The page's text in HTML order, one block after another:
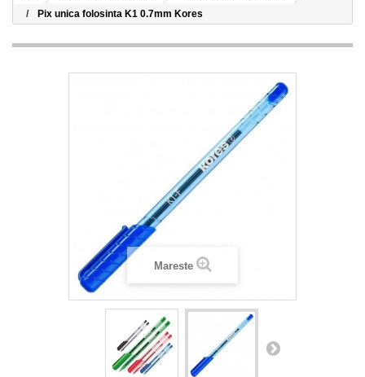
Pix unica folosinta K1 0.7mm Kores
Mareste